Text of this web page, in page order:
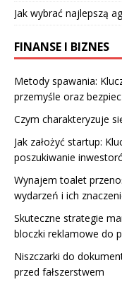
Jak wybrać najlepszą
FINANSE I BIZNES
Metody spawania:
przemyśle oraz
Czym charakteryzuje
Jak założyć startup:
poszukiwanie
Wynajem toalet
wydarzeń i ich
Skuteczne strategie
bloczki reklamowe do
Niszczarki do
przed fałszerstwem